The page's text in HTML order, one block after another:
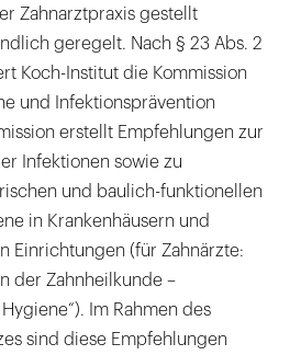
Zahnarztpraxis gestellt
geregelt. Nach § 23 Abs. 2
Koch-Institut die Kommission
und Infektionsprävention
erstellt Empfehlungen zur
Infektionen sowie zu
und baulich-funktionellen
in Krankenhäusern und
Einrichtungen (für Zahnärzte:
der Zahnheilkunde –
Im Rahmen des
sind diese Empfehlungen